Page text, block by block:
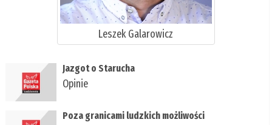
Leszek Galarowicz
Jazgot o Starucha
Opinie
Poza granicami ludzkich możliwości